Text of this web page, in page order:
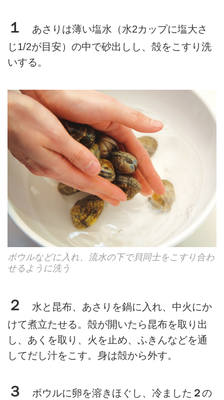
１
あさりは薄い塩水（水2カップに塩大さ
じ1/2が目安）の中で砂出しし、殻をこすり洗
いする。
ボウルなどに入れ、流水の下で貝同士をこすり合わ
せるように洗う
２
水と昆布、あさりを鍋に入れ、中火にか
けて煮立たせる。殻が開いたら昆布を取り出
し、あくを取り、火を止め、ふきんなどを通
してだし汁をこす。身は殻から外す。
３ ボウルに卵を溶きほぐし、冷ました ２の